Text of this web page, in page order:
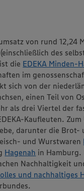
von rund
des
die EDEKA Minden-
im
sich von der
einen Teil von
als drei Viertel der
Kaufleuten.
darunter die Brot-
und Wurstwaren
Hagenah in Hamburg.
Nachhaltigkeit
und nachhaltiges